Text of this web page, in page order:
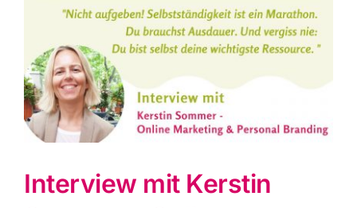
grösseres
Interview mit Kerstin